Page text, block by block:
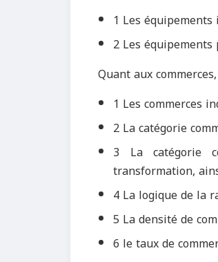
1 Les
2 Les
Quant aux
1 Les commerces
2 La catégorie
3 La catégorie
transformation,
4 La logique de la
5 La densité de
6 le taux de